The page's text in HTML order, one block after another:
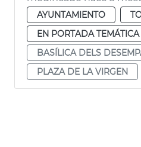
AYUNTAMIENTO
EN PORTADA TEMÁTICA
BASÍLICA DELS
PLAZA DE LA VIRGEN